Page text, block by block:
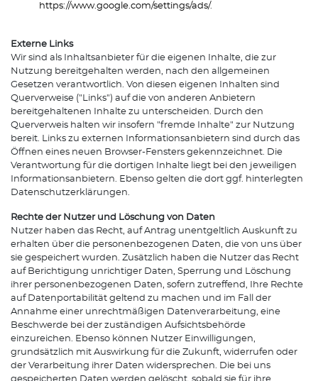
https://www.google.com/settings/ads/.
Externe Links
Wir sind als Inhaltsanbieter für die eigenen Inhalte, die zur
Nutzung bereitgehalten werden, nach den allgemeinen
Gesetzen verantwortlich. Von diesen eigenen Inhalten sind
Querverweise ("Links") auf die von anderen Anbietern
bereitgehaltenen Inhalte zu unterscheiden. Durch den
Querverweis halten wir insofern "fremde Inhalte" zur Nutzung
bereit. Links zu externen Informationsanbietern sind durch das
Öffnen eines neuen Browser-Fensters gekennzeichnet. Die
Verantwortung für die dortigen Inhalte liegt bei den jeweiligen
Informationsanbietern. Ebenso gelten die dort ggf. hinterlegten
Datenschutzerklärungen.
Rechte der Nutzer und Löschung von Daten
Nutzer haben das Recht, auf Antrag unentgeltlich Auskunft zu
erhalten über die personenbezogenen Daten, die von uns über
sie gespeichert wurden. Zusätzlich haben die Nutzer das Recht
auf Berichtigung unrichtiger Daten, Sperrung und Löschung
ihrer personenbezogenen Daten, sofern zutreffend, Ihre Rechte
auf Datenportabilität geltend zu machen und im Fall der
Annahme einer unrechtmäßigen Datenverarbeitung, eine
Beschwerde bei der zuständigen Aufsichtsbehörde
einzureichen. Ebenso können Nutzer Einwilligungen,
grundsätzlich mit Auswirkung für die Zukunft, widerrufen oder
der Verarbeitung ihrer Daten widersprechen. Die bei uns
gespeicherten Daten werden gelöscht, sobald sie für ihre